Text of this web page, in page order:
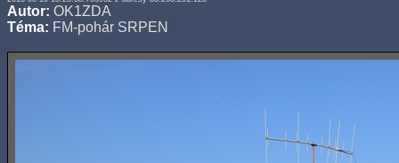
Autor: OK1ZDA
Téma: FM-pohár SRPEN